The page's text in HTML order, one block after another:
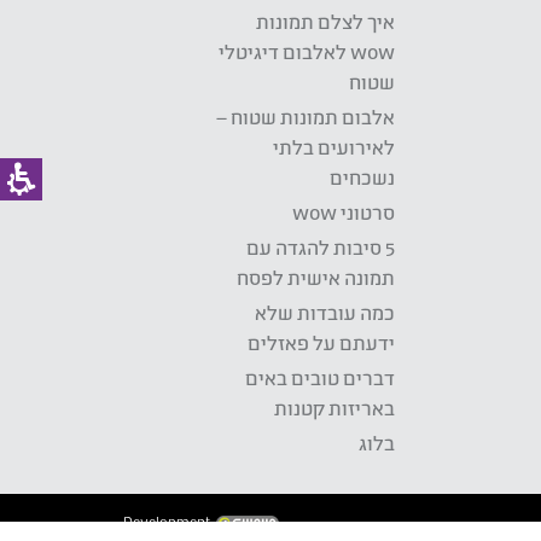
איך לצלם תמונות
wow לאלבום דיגיטלי
שטוח
אלבום תמונות שטוח –
לאירועים בלתי
נשכחים
סרטוני wow
5 סיבות להגדה עם
תמונה אישית לפסח
כמה עובדות שלא
ידעתם על פאזלים
דברים טובים באים
באריזות קטנות
בלוג
Development: